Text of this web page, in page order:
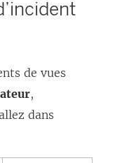
de vues
,
dans